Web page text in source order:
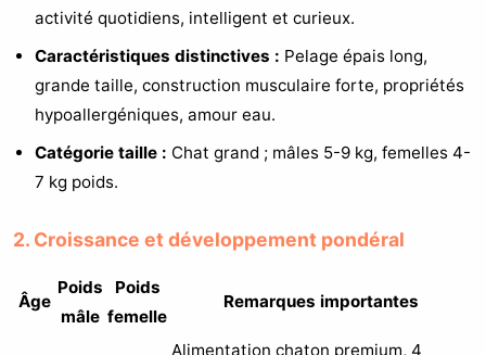
activité quotidiens, intelligent et curieux.
Caractéristiques distinctives : Pelage épais long,
grande taille, construction musculaire forte, propriétés
hypoallergéniques, amour eau.
Catégorie taille : Chat grand ; mâles 5-9 kg, femelles 4-
7 kg poids.
2. Croissance et développement pondéral
Âge
Poids
mâle
Poids
femelle
Remarques importantes
Alimentation chaton premium, 4